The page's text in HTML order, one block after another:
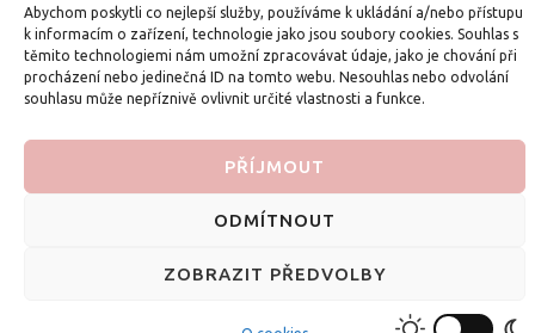
Abychom poskytli co nejlepší služby, používáme k ukládání a/nebo přístupu
k informacím o zařízení, technologie jako jsou soubory cookies. Souhlas s
těmito technologiemi nám umožní zpracovávat údaje, jako je chování při
procházení nebo jedinečná ID na tomto webu. Nesouhlas nebo odvolání
souhlasu může nepříznivě ovlivnit určité vlastnosti a funkce.
PŘÍJMOUT
ODMÍTNOUT
ZOBRAZIT PŘEDVOLBY
CoUvarime.cz|inRecepty24.cz| SuperRecepty.eu|DotekSlova.cz
|Osobní stránky|CZIN.eu